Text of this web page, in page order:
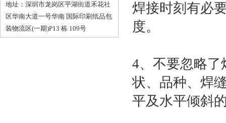
地址：深圳市龙岗区平湖街道禾花社
区华南大道一号华南 国际印刷纸品包
装物流区(一期)P13 栋 109号
焊接时刻有必
度。
4、不要忽略
状、品种、焊
平及水平倾斜